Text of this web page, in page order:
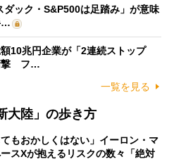
ダック・S&P500は足踏み」が意味
…
10兆円企業が「2連続ストップ
撃 フ…
一覧を見る
大陸」の歩き方
てもおかしくはない」イーロン・マ
スXが抱えるリスクの数々「絶対